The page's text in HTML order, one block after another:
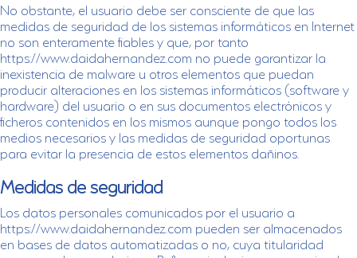
No obstante, el usuario debe ser consciente de que las
medidas de seguridad de los sistemas informáticos en Internet
no son enteramente fiables y que, por tanto
https://www.daidahernandez.com no puede garantizar la
inexistencia de malware u otros elementos que puedan
producir alteraciones en los sistemas informáticos (software y
hardware) del usuario o en sus documentos electrónicos y
ficheros contenidos en los mismos aunque pongo todos los
medios necesarios y las medidas de seguridad oportunas
para evitar la presencia de estos elementos dañinos.
Medidas de seguridad
Los datos personales comunicados por el usuario a
https://www.daidahernandez.com pueden ser almacenados
en bases de datos automatizadas o no, cuya titularidad